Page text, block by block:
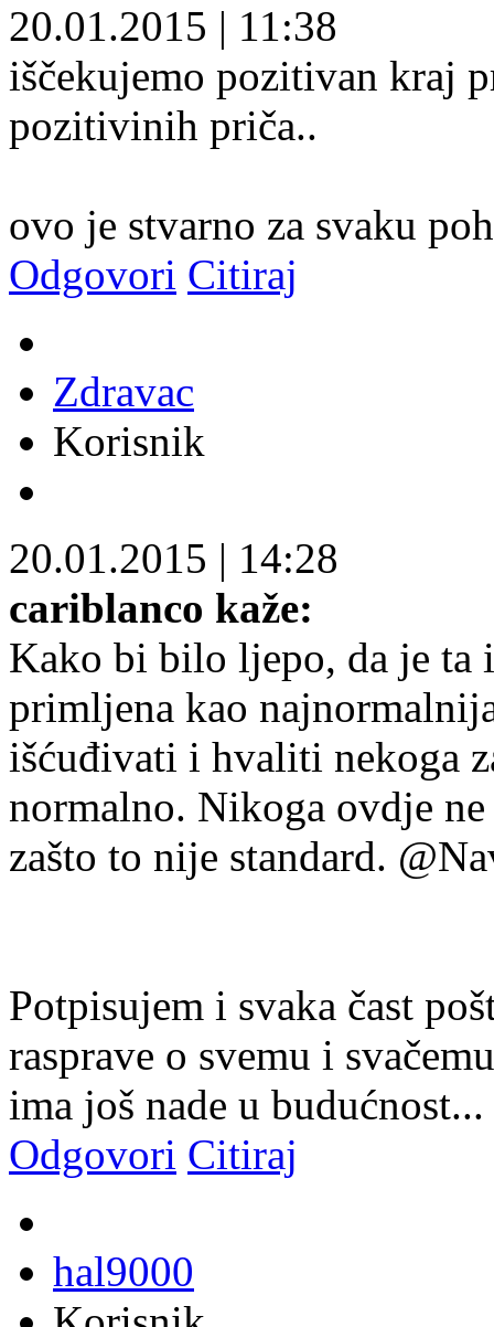
20.01.2015 | 11:38
iščekujemo pozitivan kraj
pozitivinih priča..
ovo je stvarno za svaku
Odgovori Citiraj
Zdravac
Korisnik
20.01.2015 | 14:28
cariblanco kaže:
Kako bi bilo ljepo, da je ta
primljena kao
išćuđivati i hvaliti nekoga
normalno. Nikoga ovdje
zašto to nije standard.
Potpisujem i svaka čast
rasprave o svemu i
ima još nade u budućnost...
Odgovori Citiraj
hal9000